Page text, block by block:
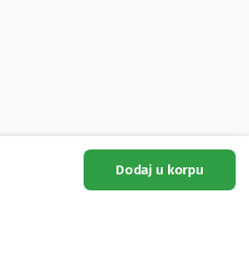
Dodaj u korpu
Kategorije